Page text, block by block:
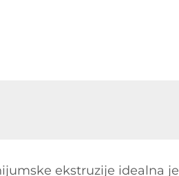
ekstruzije idealna je